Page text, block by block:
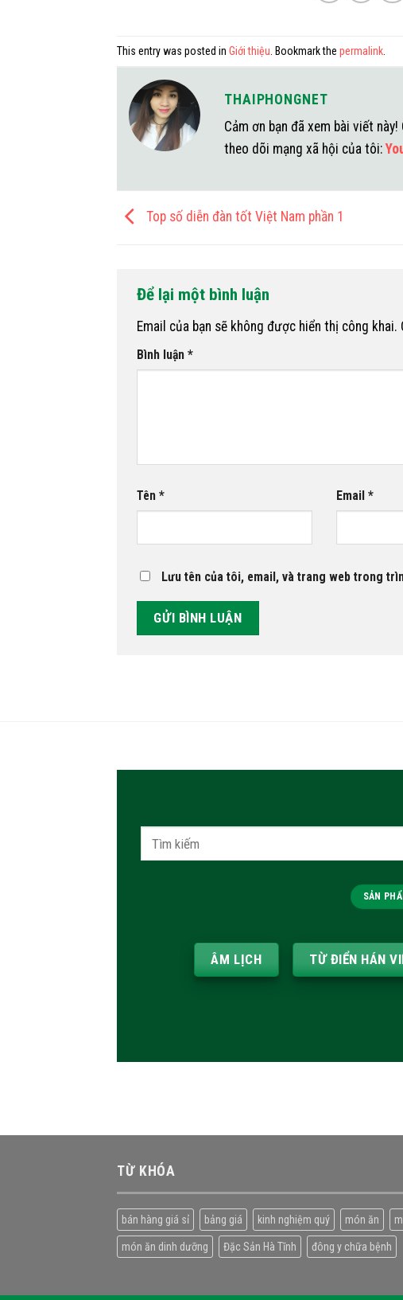
This entry was posted in Giới thiệu . Bookmark the permalink
THAIPHONGNET
Cảm ơn bạn đã xem bài viết
theo dõi mạng xã hội của tôi:
Top số diễn đàn tốt Việt Nam phần 1
Để lại một bình luận
Email của bạn sẽ không được hiển thị công khai.
Bình luận *
Tên * Email *
Lưu tên của tôi, email, và trang web trong
Tìm
SẢN
ÂM LỊCH TỪ ĐIỂN HÁN
TỪ KHÓA
bán hàng giá sỉ bảng giá kinh nghiệm quý món ăn
món ăn dinh dưỡng Đặc Sản Hà Tĩnh đông y chữa bệnh